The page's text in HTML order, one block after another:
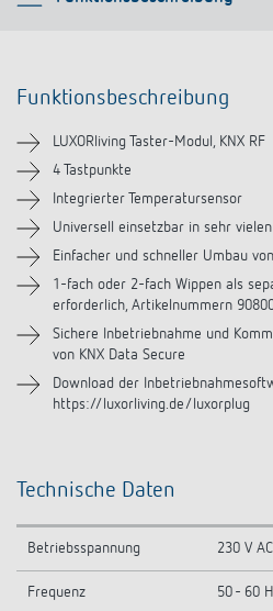
Technische Informationen
Downloads
Zubehör
Funktionsbeschreibung
LUXORliving Taster-Modul, KNX RF
4 Tastpunkte
Integrierter Temperatursensor
Universell einsetzbar in sehr
Einfacher und schneller Umbau
1-fach oder 2-fach Wippen als
erforderlich, Artikelnummern
Sichere Inbetriebnahme und
von KNX Data Secure
Download der
https://luxorliving.de/luxorplug
Technische Daten
Betriebsspannung 230 V
Frequenz 50 - 60